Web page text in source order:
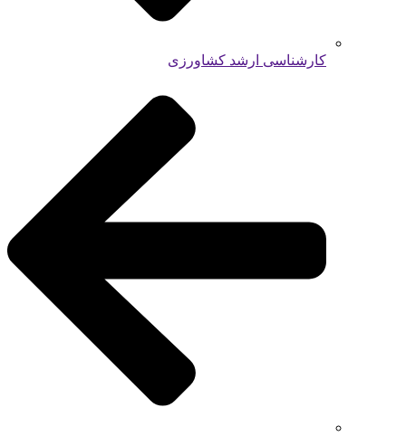
کارشناسی ارشد کشاورزی